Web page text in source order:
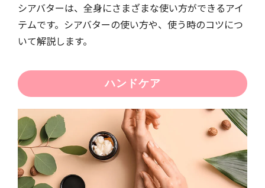
シアバターは、全身にさまざまな使い方ができるアイ
テムです。シアバターの使い方や、使う時のコツにつ
いて解説します。
ハンドケア